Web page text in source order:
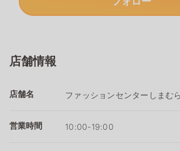
店舗情報
店舗名 ファッションセンターしまむ
営業時間 10:00-19:00